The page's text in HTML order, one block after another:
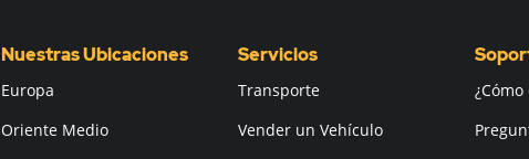
Nuestras Ubicaciones
Europa
Oriente Medio
Servicios
Transporte
Vender un Vehículo